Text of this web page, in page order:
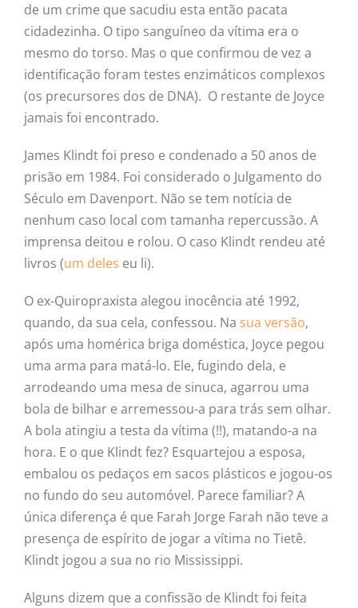
de um crime que sacudiu esta então pacata
cidadezinha. O tipo sanguíneo da vítima era o
mesmo do torso. Mas o que confirmou de vez a
identificação foram testes enzimáticos complexos
(os precursores dos de DNA). O restante de Joyce
jamais foi encontrado.
James Klindt foi preso e condenado a 50 anos de
prisão em 1984. Foi considerado o Julgamento do
Século em Davenport. Não se tem notícia de
nenhum caso local com tamanha repercussão. A
imprensa deitou e rolou. O caso Klindt rendeu até
livros (um deles eu li).
O ex-Quiropraxista alegou inocência até 1992,
quando, da sua cela, confessou. Na sua versão,
após uma homérica briga doméstica, Joyce pegou
uma arma para matá-lo. Ele, fugindo dela, e
arrodeando uma mesa de sinuca, agarrou uma
bola de bilhar e arremessou-a para trás sem olhar.
A bola atingiu a testa da vítima (!!), matando-a na
hora. E o que Klindt fez? Esquartejou a esposa,
embalou os pedaços em sacos plásticos e jogou-os
no fundo do seu automóvel. Parece familiar? A
única diferença é que Farah Jorge Farah não teve a
presença de espírito de jogar a vítima no Tietê.
Klindt jogou a sua no rio Mississippi.
Alguns dizem que a confissão de Klindt foi feita